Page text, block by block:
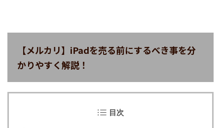
【メルカリ】iPadを売る前にするべき事を分
かりやすく解説！
目次